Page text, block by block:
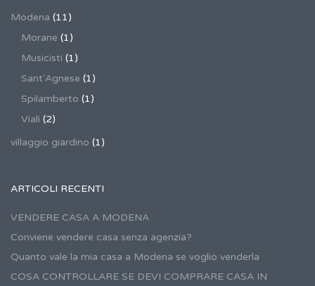
Modena (11)
Morane (1)
Musicisti (1)
Sant'Agnese (1)
Spilamberto (1)
Viali (2)
villaggio giardino (1)
ARTICOLI RECENTI
VENDERE CASA A MODENA
Conviene vendere casa senza agenzia?
Quanto vale la mia casa a Modena se voglio venderla
COSA CONTROLLARE SE DEVI COMPRARE CASA IN